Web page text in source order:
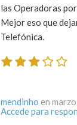
las Operadoras
Mejor eso que
Telefónica.
mendinho
Accede para